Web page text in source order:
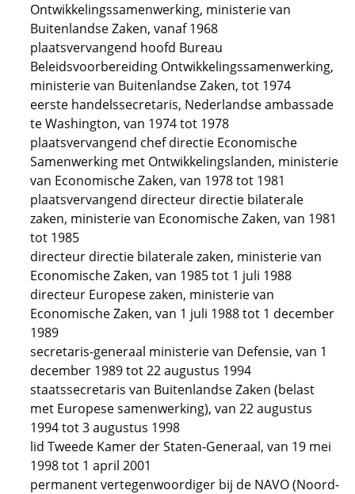
Ontwikkelingssamenwerking, ministerie van
Buitenlandse Zaken, vanaf 1968
plaatsvervangend hoofd Bureau
Beleidsvoorbereiding Ontwikkelingssamenwerking,
ministerie van Buitenlandse Zaken, tot 1974
eerste handelssecretaris, Nederlandse ambassade
te Washington, van 1974 tot 1978
plaatsvervangend chef directie Economische
Samenwerking met Ontwikkelingslanden, ministerie
van Economische Zaken, van 1978 tot 1981
plaatsvervangend directeur directie bilaterale
zaken, ministerie van Economische Zaken, van 1981
tot 1985
directeur directie bilaterale zaken, ministerie van
Economische Zaken, van 1985 tot 1 juli 1988
directeur Europese zaken, ministerie van
Economische Zaken, van 1 juli 1988 tot 1 december
1989
secretaris-generaal ministerie van Defensie, van 1
december 1989 tot 22 augustus 1994
staatssecretaris van Buitenlandse Zaken (belast
met Europese samenwerking), van 22 augustus
1994 tot 3 augustus 1998
lid Tweede Kamer der Staten-Generaal, van 19 mei
1998 tot 1 april 2001
permanent vertegenwoordiger bij de NAVO (Noord-